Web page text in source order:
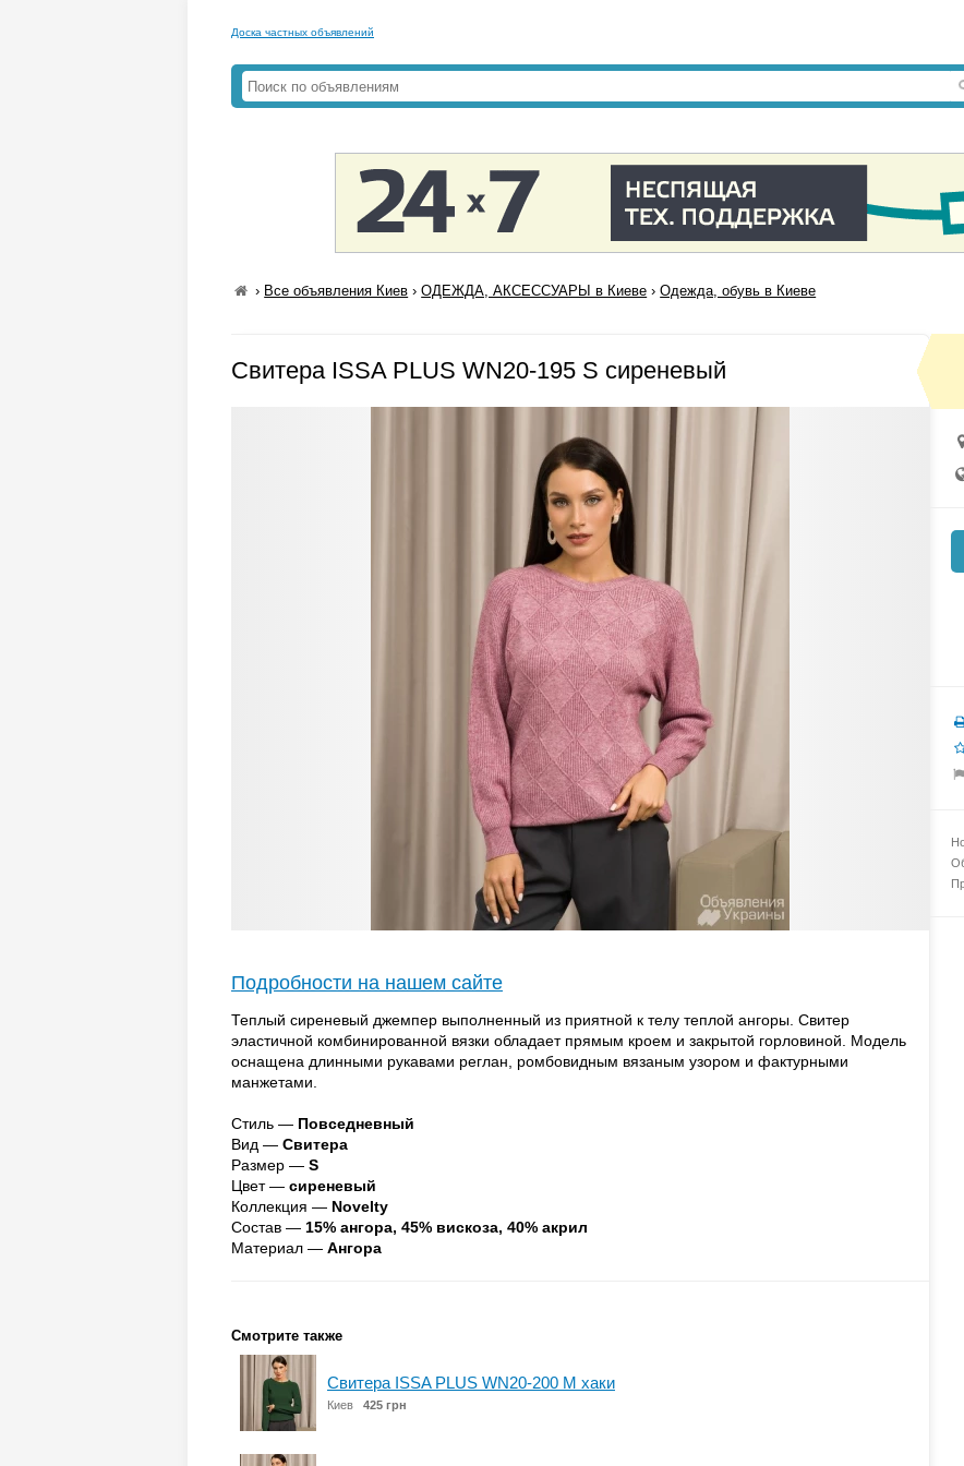
Доска частных объявлений
› Все объявления Киев ›ОДЕЖДА, АКСЕССУАРЫ в Киеве ›Одежда, обувь в Киеве
Свитера ISSA PLUS WN20-195 S сиреневый
Подробности на нашем сайте
Теплый сиреневый джемпер выполненный из приятной к телу теплой ангоры. Свитер
эластичной комбинированной вязки обладает прямым кроем и закрытой горловиной. Модель
оснащена длинными рукавами реглан, ромбовидным вязаным узором и фактурными
манжетами.
Стиль — Повседневный
Вид — Свитера
Размер — S
Цвет — сиреневый
Коллекция — Novelty
Состав — 15% ангора, 45% вискоза, 40% акрил
Материал — Ангора
Смотрите также
Свитера ISSA PLUS WN20-200 M хаки
Киев 425 грн